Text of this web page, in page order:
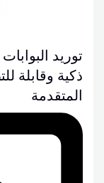
توريد
ذكية وقابلة
المتقدمة